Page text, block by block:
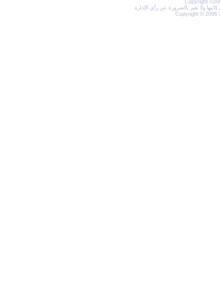
Copyright
ولا تعبر بالضرورة عن رأي الإدارة
Copyright © 2006-